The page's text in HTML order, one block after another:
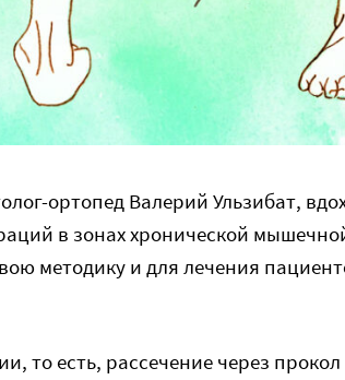
ортопед Валерий Ульзибат,
в зонах хронической
методику и для лечения
то есть, рассечение через прокол